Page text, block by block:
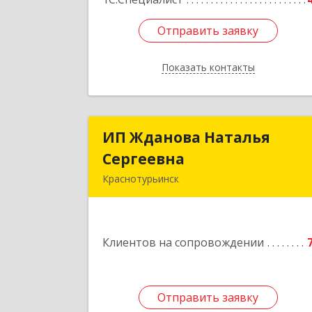
Отправить заявку
Показать контакты
Отправить заявку
Назад
ИП Жданова Наталья
Сергеевна
Краснотурьинск
Клиентов на сопровождении
Отправить заявку
ИП Жданова Наталья
Отправить заявку